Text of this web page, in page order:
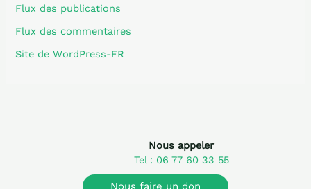
Flux des publications
Flux des commentaires
Site de WordPress-FR
Nous appeler
Tel : 06 77 60 33 55
Nous faire un don